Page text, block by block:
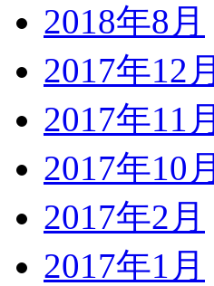
2018年8月
2017年12月
2017年11月
2017年10月
2017年2月
2017年1月